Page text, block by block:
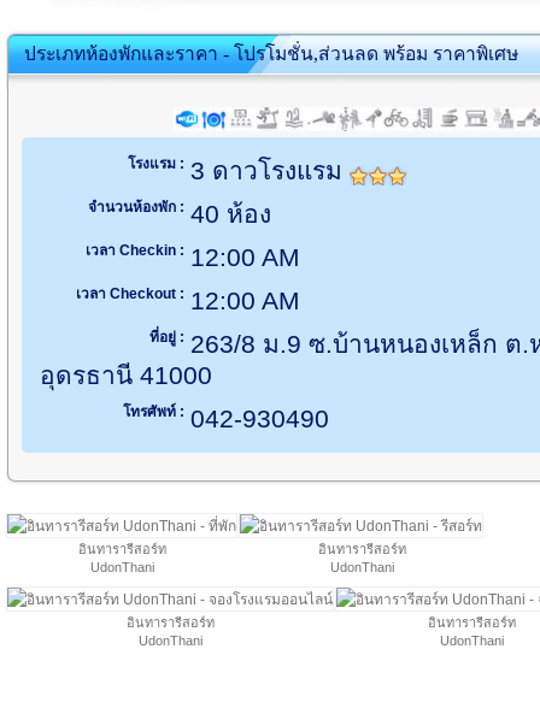
ประเภทห้องพักและราคา - โปรโมชั่น,ส่วนลด พร้อม ราคาพิเศษ
โรงแรม : 3 ดาวโรงแรม
จำนวนห้องพัก : 40 ห้อง
เวลา Checkin : 12:00 AM
เวลา Checkout : 12:00 AM
ที่อยู่ : 263/8 ม.9 ซ.บ้านหนองเหล็ก ต.
อุดรธานี 41000
โทรศัพท์ : 042-930490
อินทารารีสอร์ท
UdonThani
อินทารารีสอร์ท
UdonThani
อินทารารีสอร์ท
UdonThani
อินทารารีสอร์ท
UdonThani